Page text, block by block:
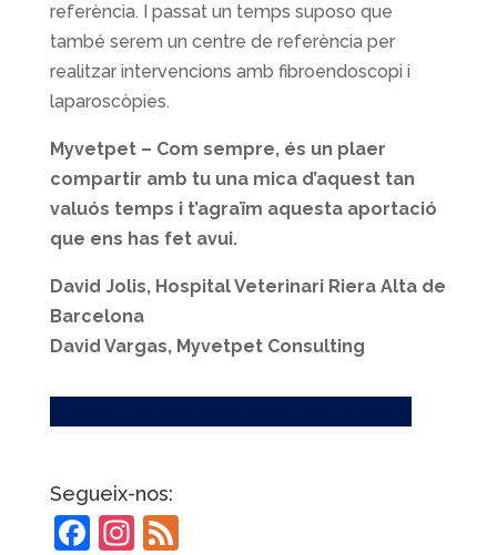
referència. I passat un temps suposo que
també serem un centre de referència per
realitzar intervencions amb fibroendoscopi i
laparoscòpies.
Myvetpet – Com sempre, és un plaer
compartir amb tu una mica d’aquest tan
valuós temps i t’agraïm aquesta aportació
que ens has fet avui.
David Jolis, Hospital Veterinari Riera Alta de
Barcelona
David Vargas, Myvetpet Consulting
Segueix-nos:
F In F